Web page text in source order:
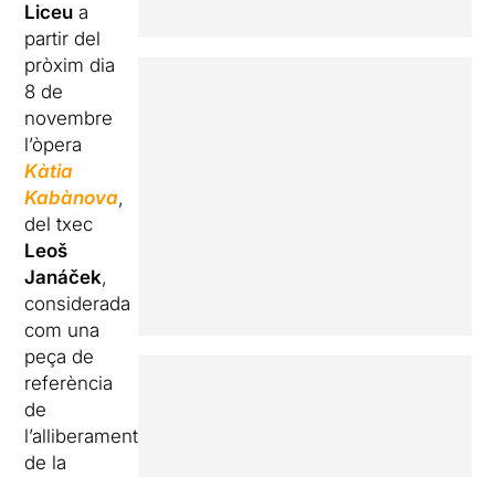
Liceu a
partir del
pròxim dia
8 de
novembre
l’òpera
Kàtia
Kabànova,
del txec
Leoš
Janáček,
considerada
com una
peça de
referència
de
l’alliberament
de la